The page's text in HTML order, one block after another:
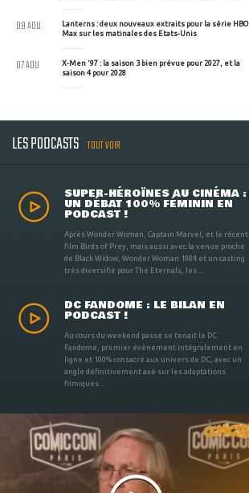
Lanterns : deux nouveaux extraits pour la série HBO
Max sur les matinales des Etats-Unis
08 AOU
X-Men '97 : la saison 3 bien prévue pour 2027, et la
saison 4 pour 2028
07 AOU
LES PODCASTS TOUT VOIR
SUPER-HÉROÏNES AU CINÉMA :
UN DÉBAT 100% FÉMININ EN
PODCAST !
Après Wonder Woman, Captain Marvel, et le récent
film Birds of Prey, mais aussi avec la venue proche
de Black Widow, Wonder Woman 1984 et un casting
très diversifié pour The Eternals, les ...
DC FANDOME : LE BILAN EN
PODCAST !
Au cours du weekend passé se tenait le DC
Fandome, premier évènement intégralement en
ligne et 100% consacré aux univers de DC, avec un
angle définitivement axé sur les adaptations
filmiques ...